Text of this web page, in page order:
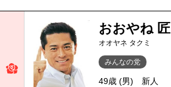
おおやね 匠
オオヤネ タクミ
みんなの党
49歳 (男) 新人